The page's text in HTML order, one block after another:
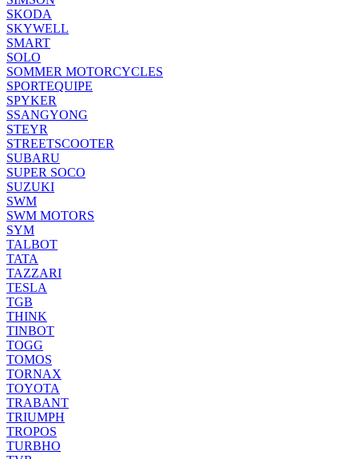
SKODA
SKYWELL
SMART
SOLO
SOMMER MOTORCYCLES
SPORTEQUIPE
SPYKER
SSANGYONG
STEYR
STREETSCOOTER
SUBARU
SUPER SOCO
SUZUKI
SWM
SWM MOTORS
SYM
TALBOT
TATA
TAZZARI
TESLA
TGB
THINK
TINBOT
TOGG
TOMOS
TORNAX
TOYOTA
TRABANT
TRIUMPH
TROPOS
TURBHO